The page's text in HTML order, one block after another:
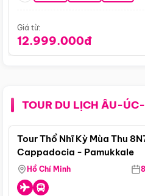
Giá từ:
12.999.000đ
TOUR DU LỊCH ÂU-
Tour Thổ Nhĩ Kỳ Mùa Thu
Cappadocia - Pamukkale
Hồ Chí Minh